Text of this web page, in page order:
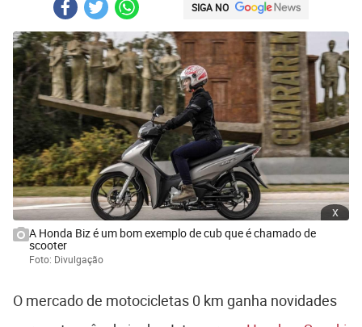
SIGA NO
x
A Honda Biz é um bom exemplo de cub que é chamado de
scooter
Foto: Divulgação
O mercado de motocicletas 0 km ganha novidades